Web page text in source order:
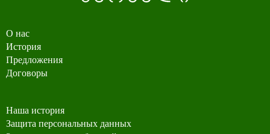
О нас
История
Предложения
Договоры
Наша история
Защита персональных данных